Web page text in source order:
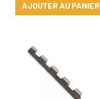
AJOUTER AU PANIER